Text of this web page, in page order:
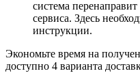
система
сервиса. Здесь
инструкции.
Экономьте время на
доступно 4 варианта